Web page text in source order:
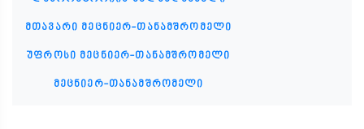
მთავარი მეცნიერ-თანამშრომელი
უფროსი მეცნიერ-თანამშრომელი
მეცნიერ-თანამშრომელი